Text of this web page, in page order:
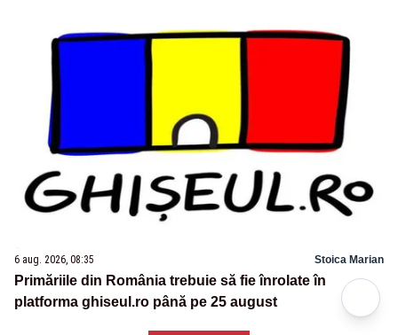
6 aug. 2026, 08:35 Stoica Marian
Primăriile din România trebuie să fie înrolate în
platforma ghiseul.ro până pe 25 august